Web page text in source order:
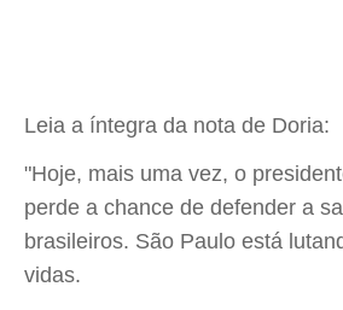
Leia a íntegra da nota de Doria:
"Hoje, mais uma vez, o
perde a chance de defender a
brasileiros. São Paulo está
vidas.